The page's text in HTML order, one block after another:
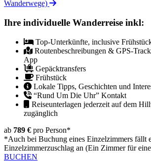
Wanderwege)
Ihre individuelle Wanderreise inkl:
Top-Unterkünfte, inclusive
Routenbeschreibungen & GPS-
App
Gepäcktransfers
Frühstück
Lokale Tipps, Geschichten und
“Rund Um Die Uhr” Kontakt
Reiseunterlagen jederzeit auf dem
zugänglich
ab 789 € pro Person*
*Auch bei Buchung eines Einzelzimmers fällt
Einzelzimmerzuschlag an (Ein Zimmer für
BUCHEN